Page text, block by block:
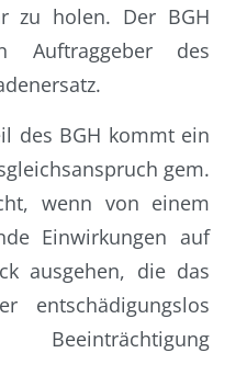
zu holen. Der BGH
Auftraggeber des
des BGH kommt ein
gem.
wenn von einem
Einwirkungen auf
ausgehen, die das
entschädigungslos